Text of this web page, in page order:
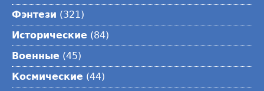
Фэнтези (321)
Исторические (84)
Военные (45)
Космические (44)